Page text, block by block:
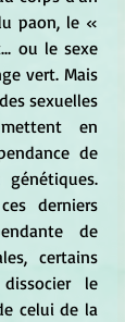
paon, le «
ou le sexe
vert. Mais
sexuelles
en
de
derniers
de
certains
le
celui de la